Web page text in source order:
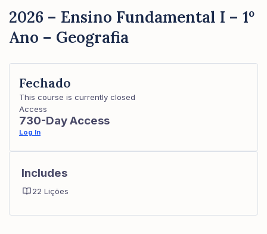
2026 – Ensino Fundamental I – 1º
Ano – Geografia
Fechado
This course is currently closed
Access
730-Day Access
Log In
Includes
22 Lições